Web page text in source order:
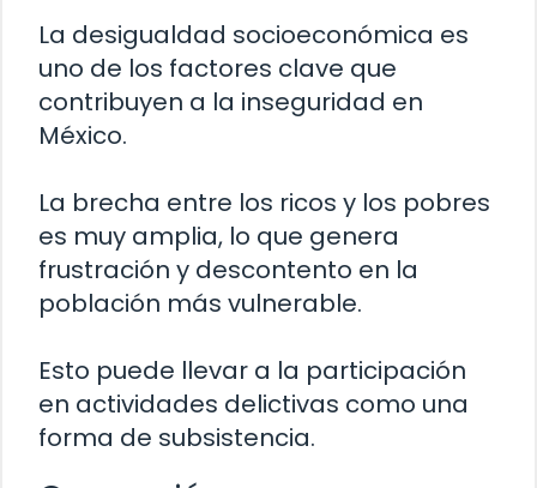
La desigualdad socioeconómica es
uno de los factores clave que
contribuyen a la inseguridad en
México.
La brecha entre los ricos y los pobres
es muy amplia, lo que genera
frustración y descontento en la
población más vulnerable.
Esto puede llevar a la participación
en actividades delictivas como una
forma de subsistencia.